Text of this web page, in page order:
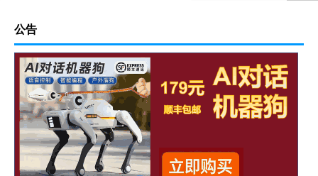
公告